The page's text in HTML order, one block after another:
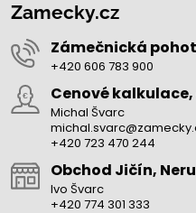
Zamecky.cz
Zámečnická
+420 606 783 900
Cenové
Michal Švarc
+420 723 470 244
Obchod Jičín,
Ivo Švarc
+420 774 301 333